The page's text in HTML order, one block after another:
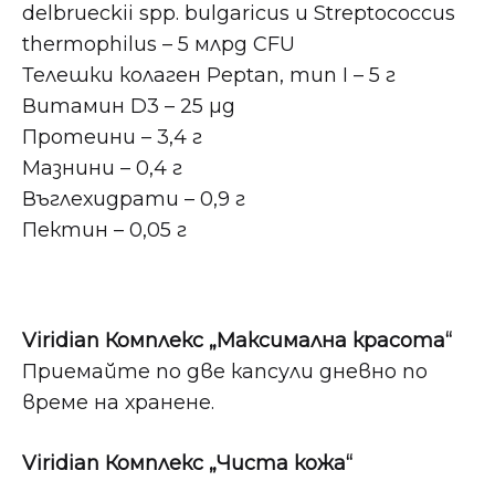
delbrueckii spp. bulgaricus и Streptococcus
thermophilus – 5 млрд CFU
Телешки колаген Peptan, тип I – 5 г
Витамин D3 – 25 µg
Протеини – 3,4 г
Мазнини – 0,4 г
Въглехидрати – 0,9 г
Пектин – 0,05 г
Viridian Комплекс „Максимална красота“
Приемайте по две капсули дневно по
време на хранене.
Viridian Комплекс „Чиста кожа“